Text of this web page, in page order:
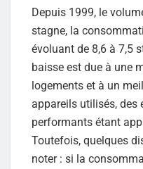
Depuis 1999, le
stagne, la
évoluant de 8,6 à 7,5
baisse est due à une
logements et à un
appareils utilisés, des
performants étant
Toutefois, quelques
noter : si la